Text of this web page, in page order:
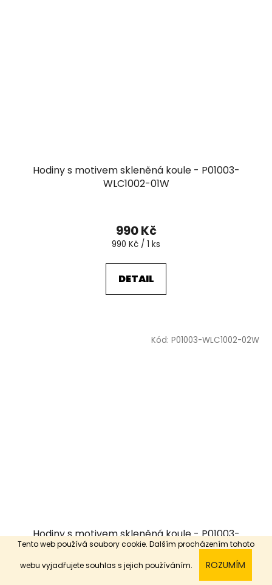
Tento web používá soubory cookie. Dalším procházením tohoto
webu vyjadřujete souhlas s jejich používáním. ROZUMÍM
Hodiny s motivem skleněná koule - P01003-
WLC1002-01W
990 Kč
Měrná
990 Kč / 1 ks
DETAIL
Hodiny s motivem skleněná koule - P01003-
WLC1002-02W
Kód: P01003-WLC1002-02W